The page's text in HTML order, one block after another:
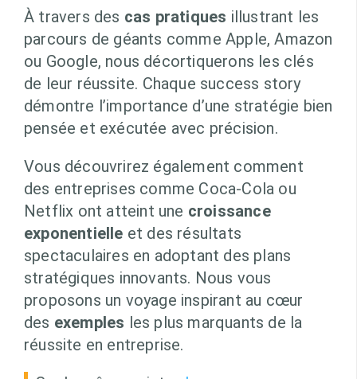
À travers des cas pratiques illustrant les
parcours de géants comme Apple, Amazon
ou Google, nous décortiquerons les clés
de leur réussite. Chaque success story
démontre l’importance d’une stratégie bien
pensée et exécutée avec précision.
Vous découvrirez également comment
des entreprises comme Coca-Cola ou
Netflix ont atteint une croissance
exponentielle et des résultats
spectaculaires en adoptant des plans
stratégiques innovants. Nous vous
proposons un voyage inspirant au cœur
des exemples les plus marquants de la
réussite en entreprise.